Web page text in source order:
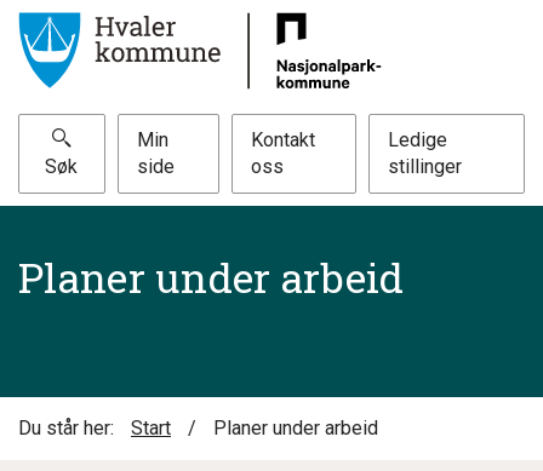
Søk
Min
side
Kontakt
oss
Ledige
stillinger
Planer under arbeid
Du står her: Start / Planer under arbeid